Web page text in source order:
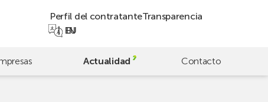
Perfil del contratanteTransparencia
EU
EN
Actualidad Contacto